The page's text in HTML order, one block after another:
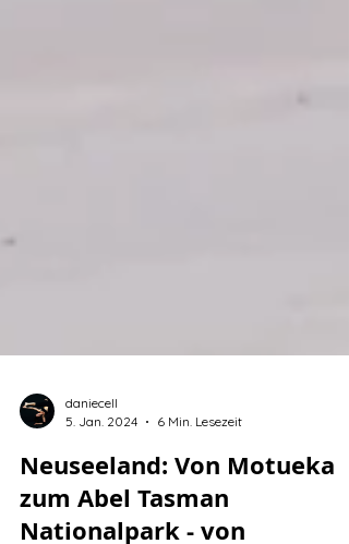
daniecell
5. Jan. 2024
6 Min. Lesezeit